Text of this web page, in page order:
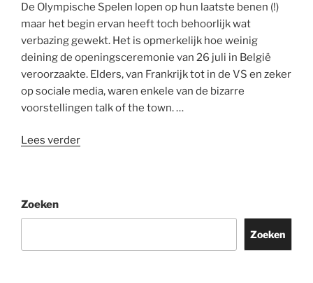
is
land”
De Olympische Spelen lopen op hun laatste benen (!)
maar het begin ervan heeft toch behoorlijk wat
verbazing gewekt. Het is opmerkelijk hoe weinig
deining de openingsceremonie van 26 juli in België
veroorzaakte. Elders, van Frankrijk tot in de VS en zeker
op sociale media, waren enkele van de bizarre
voorstellingen talk of the town. …
Lees verder“Dionysos’
Zoeken
Zoeken